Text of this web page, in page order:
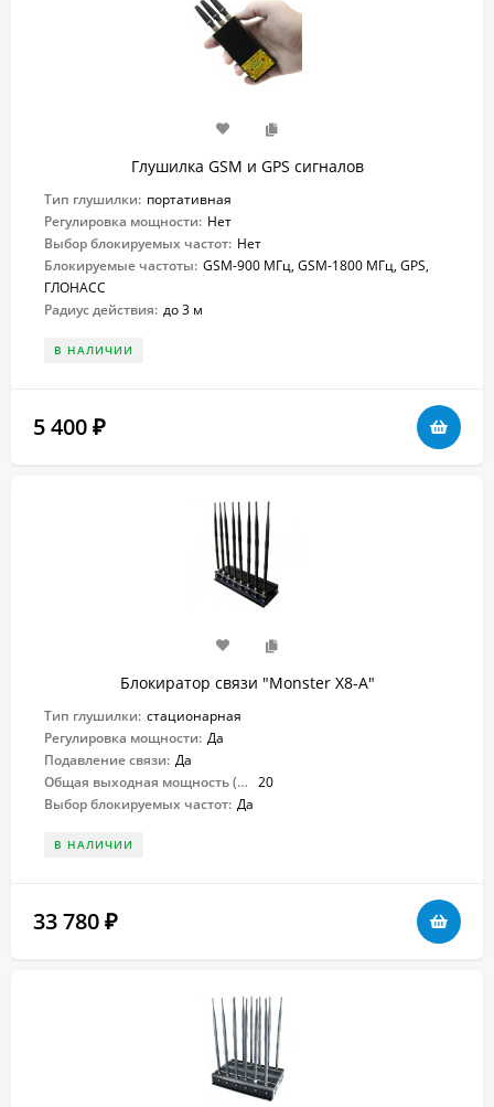
Глушилка GSM и GPS сигналов
Тип глушилки: портативная
Регулировка мощности: Нет
Выбор блокируемых частот: Нет
Блокируемые частоты: GSM-900 МГц, GSM-1800 МГц, GPS,
ГЛОНАСС
Радиус действия: до 3 м
В НАЛИЧИИ
5 400 ₽
Блокиратор связи "Monster X8-A"
Тип глушилки: стационарная
Регулировка мощности: Да
Подавление связи: Да
Общая выходная мощность (Вт): 20
Выбор блокируемых частот: Да
В НАЛИЧИИ
33 780 ₽